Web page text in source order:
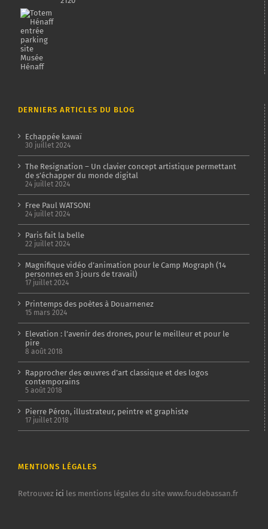
DERNIERS ARTICLES DU BLOG
Echappée kawaï
30 juillet 2024
The Resignation – Un clavier concept artistique permettant
de s’échapper du monde digital
24 juillet 2024
Free Paul WATSON!
24 juillet 2024
Paris fait la belle
22 juillet 2024
Magnifique vidéo d’animation pour le Camp Mograph (14
personnes en 3 jours de travail)
17 juillet 2024
Printemps des poètes à Douarnenez
15 mars 2024
Elevation : l’avenir des drones, pour le meilleur et pour le
pire
8 août 2018
Rapprocher des œuvres d’art classique et des logos
contemporains
5 août 2018
Pierre Péron, illustrateur, peintre et graphiste
17 juillet 2018
MENTIONS LÉGALES
Retrouvez ici les mentions légales du site www.foudebassan.fr